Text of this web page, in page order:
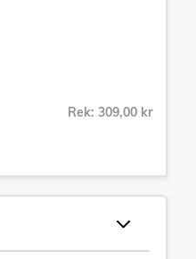
Rek: 309,00 kr